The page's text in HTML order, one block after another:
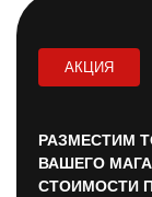
АКЦИЯ
РАЗМЕСТИМ
ВАШЕГО
СТОИМОСТИ